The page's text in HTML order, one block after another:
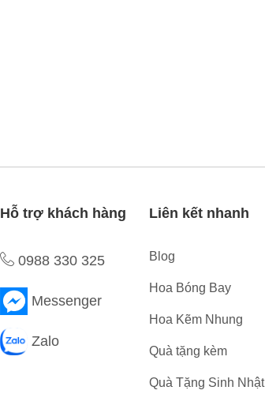
Hỗ trợ khách hàng
0988 330 325
Messenger
Zalo
Liên kết nhanh
Blog
Hoa Bóng Bay
Hoa Kẽm Nhung
Quà tặng kèm
Quà Tặng Sinh Nhật